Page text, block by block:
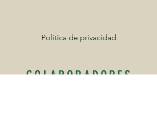
Política de privacidad
COLABORADORES